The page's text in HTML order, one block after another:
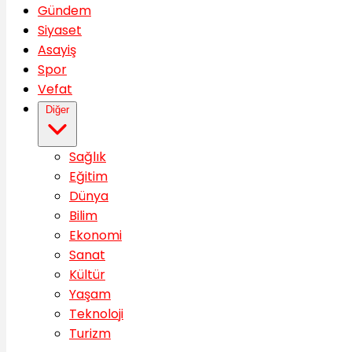
Gündem
Siyaset
Asayiş
Spor
Vefat
Diğer
Sağlık
Eğitim
Dünya
Bilim
Ekonomi
Sanat
Kültür
Yaşam
Teknoloji
Turizm